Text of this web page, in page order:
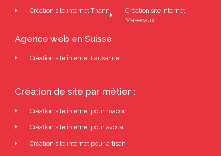
Création site internet Thann
Création site internet
Masevaux
Agence web en Suisse
Création site internet Lausanne
Création de site par métier :
Création site internet pour maçon
Création site internet pour avocat
Création site internet pour artisan